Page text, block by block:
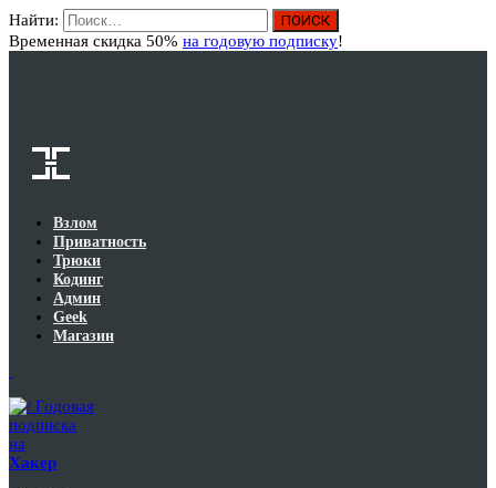
Найти:
Временная скидка 50% на годовую подписку!
Взлом
Приватность
Трюки
Кодинг
Админ
Geek
Магазин
Годовая
подписка
на
Хакер